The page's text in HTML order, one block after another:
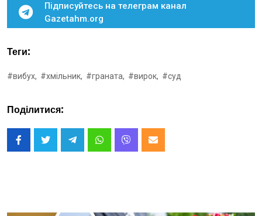
Підписуйтесь на телеграм канал
Gazetahm.org
Теги:
#вибух, #хмільник, #граната, #вирок, #суд
Поділитися: